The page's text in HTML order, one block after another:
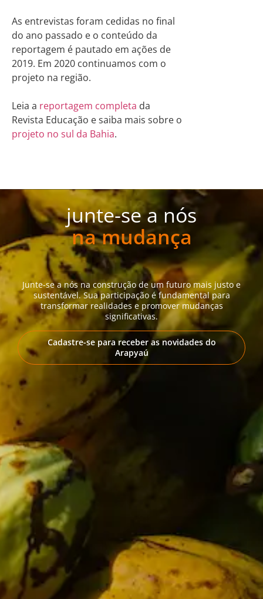
As entrevistas foram cedidas no final
do ano passado e o conteúdo da
reportagem é pautado em ações de
2019. Em 2020 continuamos com o
projeto na região.
Leia a reportagem completa da
Revista Educação e saiba mais sobre o
projeto no sul da Bahia.
junte-se a nós
na mudança
Junte-se a nós na construção de um futuro mais justo e
sustentável. Sua participação é fundamental para
transformar realidades e promover mudanças
significativas.
Cadastre-se para receber as novidades do
Arapyaú